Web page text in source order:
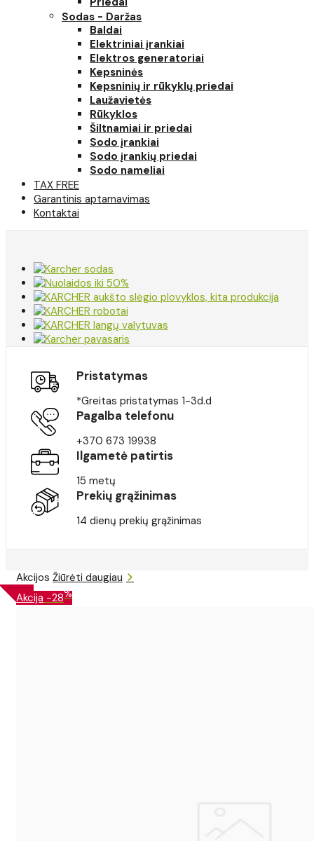
Sodas - Daržas
Baldai
Elektriniai įrankiai
Elektros generatoriai
Kepsninės
Kepsninių ir rūkyklų priedai
Laužavietės
Rūkyklos
Šiltnamiai ir priedai
Sodo įrankiai
Sodo įrankių priedai
Sodo nameliai
TAX FREE
Garantinis aptarnavimas
Kontaktai
Pristatymas
*Greitas pristatymas 1-3d.d
Pagalba telefonu
+370 673 19938
Ilgametė patirtis
15 metų
Prekių grąžinimas
14 dienų prekių grąžinimas
Akcijos Žiūrėti daugiau
Akcija -28%